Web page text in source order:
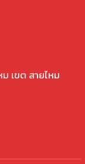
เขต สายไหม